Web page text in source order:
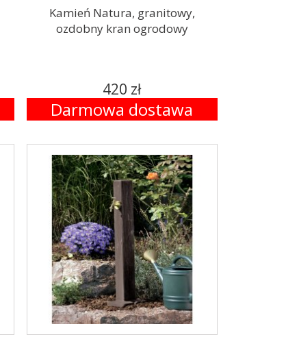
Kamień Natura, granitowy,
ozdobny kran ogrodowy
420 zł
Darmowa dostawa